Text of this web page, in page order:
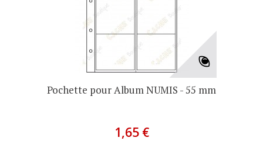
Pochette pour Album NUMIS - 55 mm
1,65 €